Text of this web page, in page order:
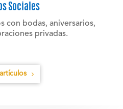
Sociales
con bodas, aniversarios,
privadas.